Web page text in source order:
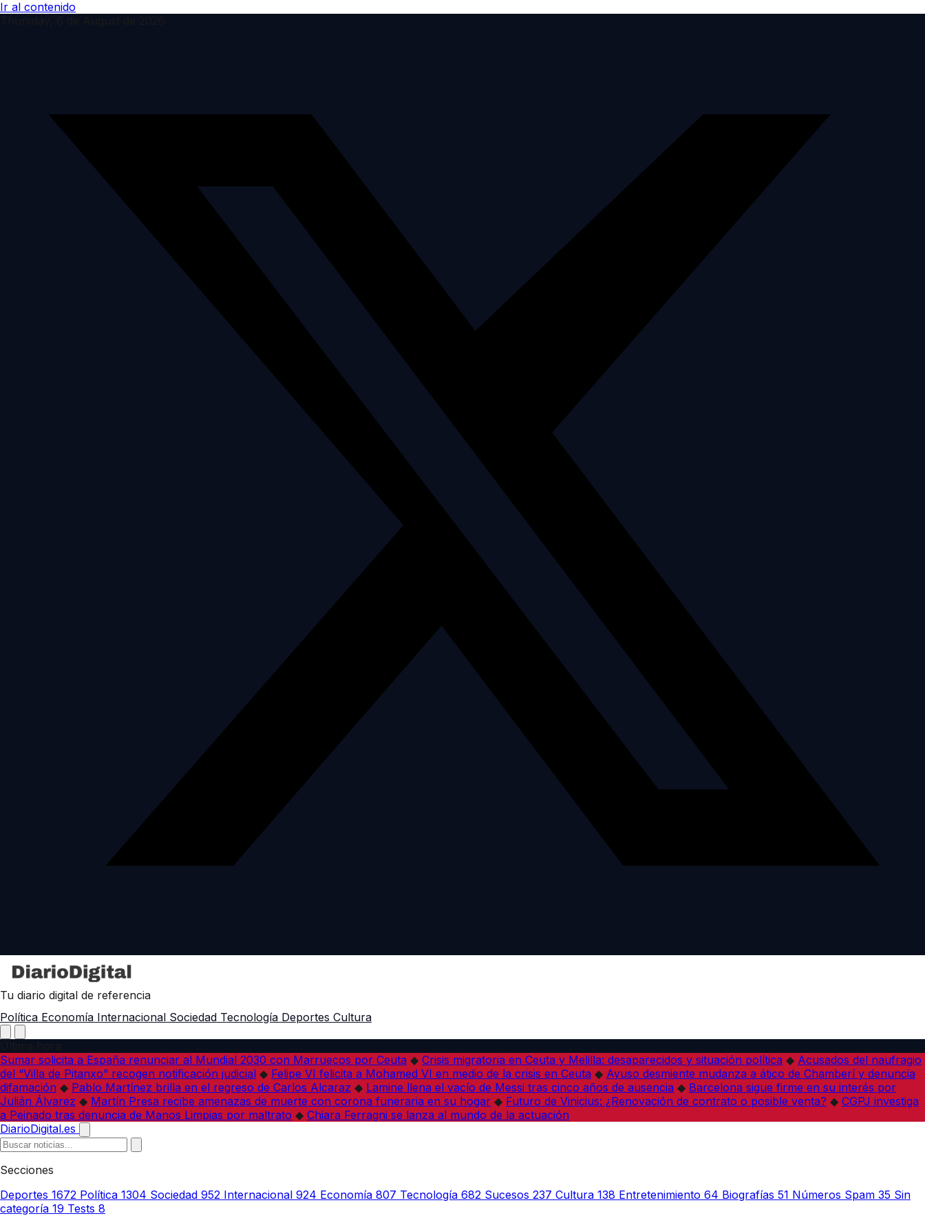
Ir al contenido
Tu diario digital de referencia
Política Economía Internacional Sociedad Tecnología Deportes Cultura
Sumar solicita a España renunciar al Mundial 2030 con Marruecos por Ceuta ◆ Crisis migratoria en Ceuta y Melilla: desaparecidos y situación política ◆ Acusados del naufragio
del “Villa de Pitanxo” recogen notificación judicial ◆ Felipe VI felicita a Mohamed VI en medio de la crisis en Ceuta ◆ Ayuso desmiente mudanza a ático de Chamberí y denuncia
difamación ◆ Pablo Martínez brilla en el regreso de Carlos Alcaraz ◆ Lamine llena el vacío de Messi tras cinco años de ausencia ◆ Barcelona sigue firme en su interés por
Julián Álvarez ◆ Martín Presa recibe amenazas de muerte con corona funeraria en su hogar ◆ Futuro de Vinicius: ¿Renovación de contrato o posible venta? ◆ CGPJ investiga
a Peinado tras denuncia de Manos Limpias por maltrato ◆ Chiara Ferragni se lanza al mundo de la actuación
DiarioDigital.es
Secciones
Deportes 1672 Política 1304 Sociedad 952 Internacional 924 Economía 807 Tecnología 682 Sucesos 237 Cultura 138 Entretenimiento 64 Biografías 51 Números Spam 35 Sin
categoría 19 Tests 8